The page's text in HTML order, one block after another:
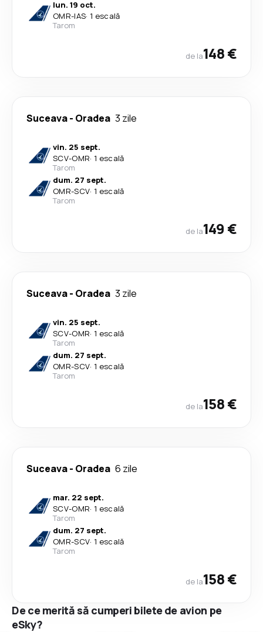
lun. 19 oct.
OMR-IAS· 1 escală
Tarom
de la148 €
Suceava- Oradea 3 zile
vin. 25 sept.
SCV-OMR· 1 escală
Tarom
dum. 27 sept.
OMR-SCV· 1 escală
Tarom
de la149 €
Suceava- Oradea 3 zile
vin. 25 sept.
SCV-OMR· 1 escală
Tarom
dum. 27 sept.
OMR-SCV· 1 escală
Tarom
de la158 €
Suceava- Oradea 6 zile
mar. 22 sept.
SCV-OMR· 1 escală
Tarom
dum. 27 sept.
OMR-SCV· 1 escală
Tarom
de la158 €
De ce merită să cumperi bilete de avion pe
eSky?